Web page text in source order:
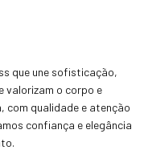
que une sofisticação,
valorizam o corpo e
com qualidade e atenção
confiança e elegância